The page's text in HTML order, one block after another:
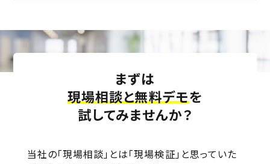
まずは
現場相談と無料デモを
試してみませんか？
当社の「現場相談」とは「現場検証」と思っていた